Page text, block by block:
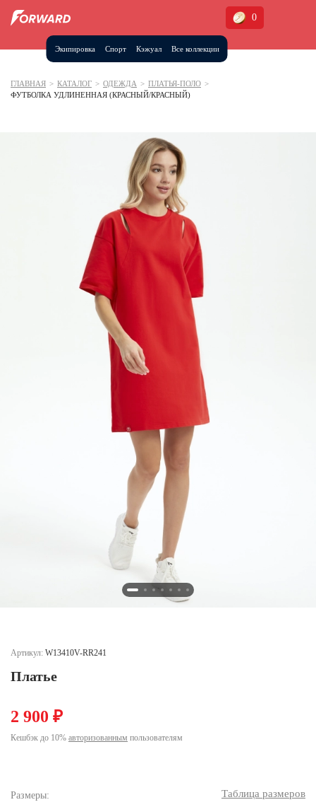
Экипировка Спорт Кэжуал Все коллекции
0
Москва и МО
Краснодарский край (5)
Красноярский край (5)
Москва и МО (14)
Нижегородская область (1)
Новосибирская область (3)
Республика Башкортостан (3)
ГЛАВНАЯ > КАТАЛОГ > ОДЕЖДА > ПЛАТЬЯ-ПОЛО >
ФУТБОЛКА УДЛИНЕННАЯ (КРАСНЫЙ/КРАСНЫЙ)
Артикул: W13410V-RR241
Платье
2 900 ₽
Кешбэк до 10% авторизованным пользователям
Размеры: Таблица размеров